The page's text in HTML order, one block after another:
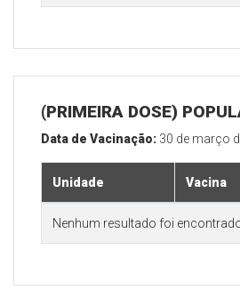
(PRIMEIRA DOSE)
Data de Vacinação: 30 de março
Unidade Vacina
Nenhum resultado foi